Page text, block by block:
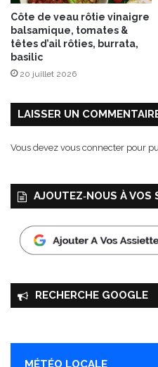
a
f
é
Côte de veau rôtie vinaigre
balsamique, tomates &
têtes d’ail rôties, burrata,
basilic
20 juillet 2026
LAISSER UN
Vous devez vous connecter pour
AJOUTEZ‑NOUS À VOS
RECHERCHE GOOGLE